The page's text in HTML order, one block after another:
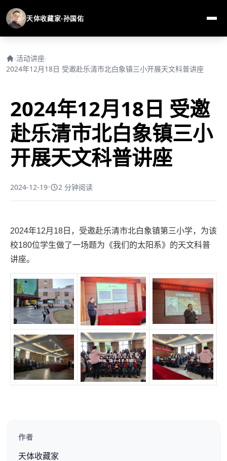
天体收藏家-孙国佑
›活动讲座›
2024年12月18日 受邀赴乐清市北白象镇三小开展天文科普讲座
2024年12月18日 受邀
赴乐清市北白象镇三小
开展天文科普讲座
2024-12-19• 2 分钟阅读
2024年12月18日，受邀赴乐清市北白象镇第三小学，为该
校180位学生做了一场题为《我们的太阳系》的天文科普
讲座。
作者
天体收藏家